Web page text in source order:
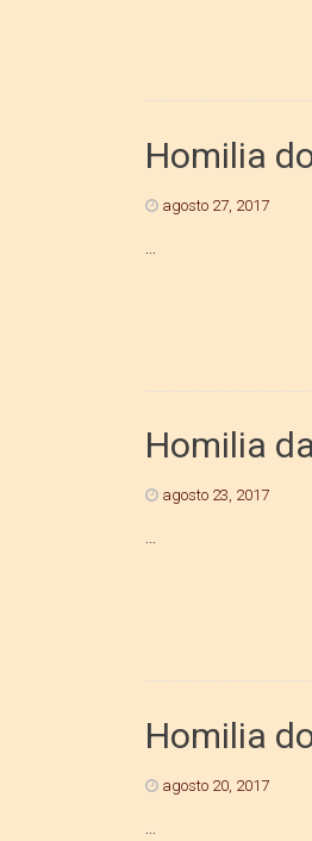
Homilia
agosto 27, 2017
Homilia
agosto 23, 2017
...
Homilia
agosto 20, 2017